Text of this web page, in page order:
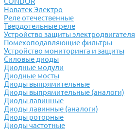
Новатек Электро
Реле отечественные
Твердотельные реле
Устройство защиты электродвигателя
Помехоподавляющие фильтры
Устройство мониторинга и защиты
Силовые диоды
Диодные модули
Диодные мосты
Диоды выпрямительные
Диоды выпрямительные (аналоги)
Диоды лавинные
Диоды лавинные (аналоги)
Диоды роторные
Диоды частотные